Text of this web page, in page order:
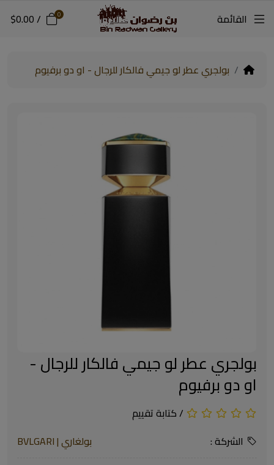
القائمة 0
/
$0.00
بولجري عطر لو جيمي فالكار للرجال - او دو برفيوم
بولجري عطر لو جيمي فالكار للرجال -
او دو برفيوم
/كتابة تقييم
الشركة :
بولغاري | BVLGARI